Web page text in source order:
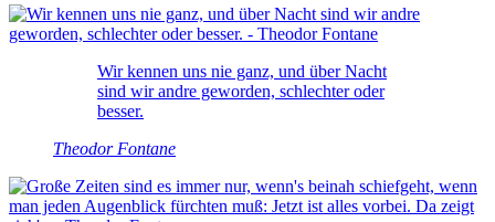
Wir kennen uns nie ganz, und über Nacht
sind wir andre geworden, schlechter oder
besser.
Theodor Fontane